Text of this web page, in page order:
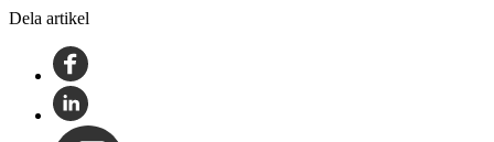
Dela artikel